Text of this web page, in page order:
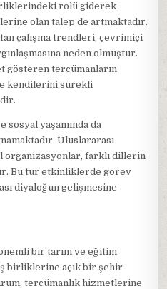
rolü giderek
olan talep de artmaktadır.
çalışma trendleri, çevrimiçi
neden olmuştur.
gösteren tercümanların
kendilerini sürekli
sosyal yaşamında da
Uluslararası
farklı dillerin
Bu tür etkinliklerde görev
diyaloğun gelişmesine
bir tarım ve eğitim
birliklerine açık bir şehir
tercümanlık hizmetlerine